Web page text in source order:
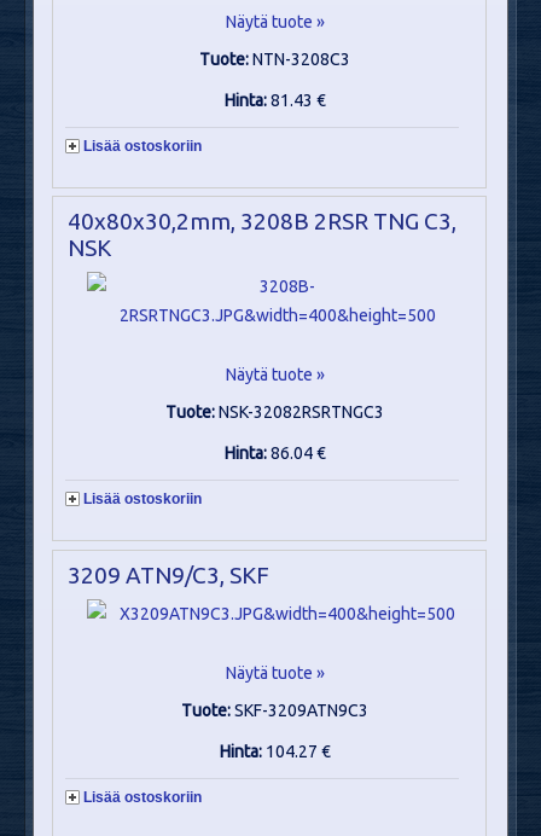
Näytä tuote »
Tuote:NTN-3208C3
Hinta:81.43 €
Lisää ostoskoriin
40x80x30,2mm, 3208B 2RSR TNG C3,
NSK
Näytä tuote »
Tuote:NSK-32082RSRTNGC3
Hinta:86.04 €
Lisää ostoskoriin
3209 ATN9/C3, SKF
Näytä tuote »
Tuote:SKF-3209ATN9C3
Hinta: 104.27 €
Lisää ostoskoriin